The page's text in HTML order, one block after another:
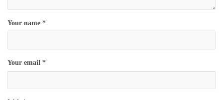
Your name *
Your email *